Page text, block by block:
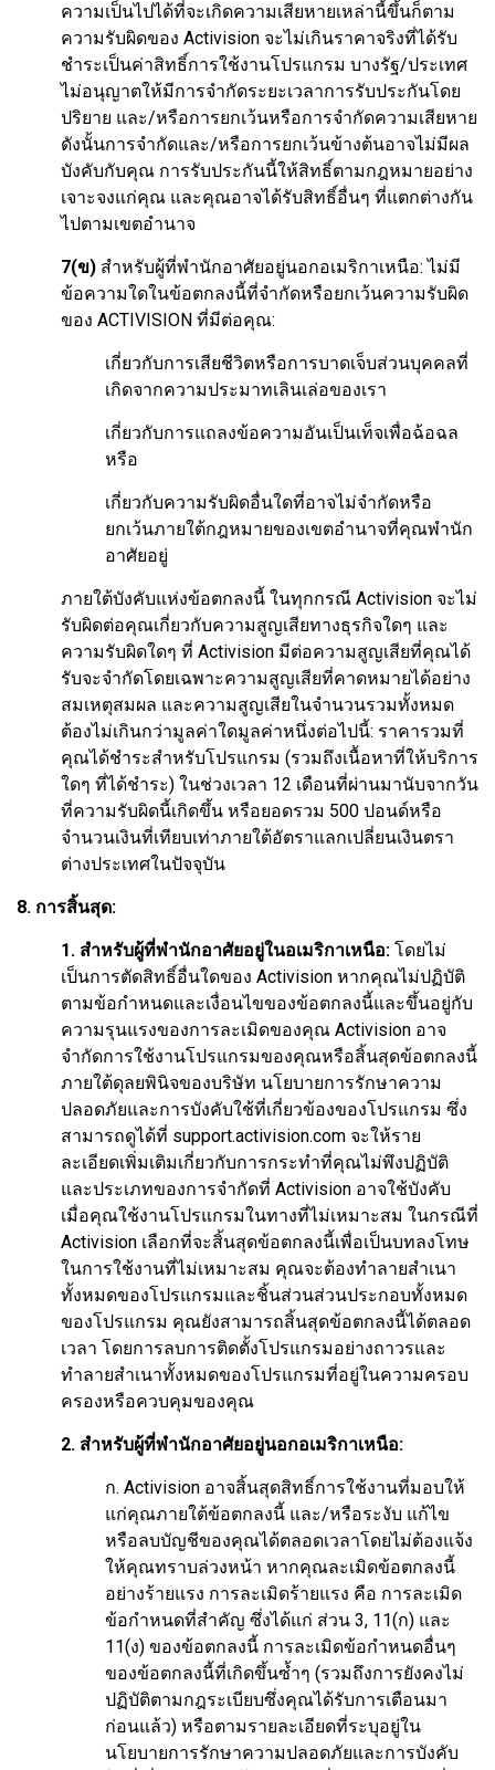
ความเป็นไปได้ที่จะเกิดความเสียหายเหล่านี้ขึ้นก็ตาม
ความรับผิดของ Activision จะไม่เกินราคาจริงที่ได้รับ
ชำระเป็นค่าสิทธิ์การใช้งานโปรแกรม บางรัฐ/ประเทศ
ไม่อนุญาตให้มีการจำกัดระยะเวลาการรับประกันโดย
ปริยาย และ/หรือการยกเว้นหรือการจำกัดความเสียหาย
ดังนั้นการจำกัดและ/หรือการยกเว้นข้างต้นอาจไม่มีผล
บังคับกับคุณ การรับประกันนี้ให้สิทธิ์ตามกฎหมายอย่าง
เจาะจงแก่คุณ และคุณอาจได้รับสิทธิ์อื่นๆ ที่แตกต่างกัน
ไปตามเขตอำนาจ
7(ข) สำหรับผู้ที่พำนักอาศัยอยู่นอกอเมริกาเหนือ: ไม่มี
ข้อความใดในข้อตกลงนี้ที่จำกัดหรือยกเว้นความรับผิด
ของ ACTIVISION ที่มีต่อคุณ:
เกี่ยวกับการเสียชีวิตหรือการบาดเจ็บส่วนบุคคลที่
เกิดจากความประมาทเลินเล่อของเรา
เกี่ยวกับการแถลงข้อความอันเป็นเท็จเพื่อฉ้อฉล
หรือ
เกี่ยวกับความรับผิดอื่นใดที่อาจไม่จำกัดหรือ
ยกเว้นภายใต้กฎหมายของเขตอำนาจที่คุณพำนัก
อาศัยอยู่
ภายใต้บังคับแห่งข้อตกลงนี้ ในทุกกรณี Activision จะไม่
รับผิดต่อคุณเกี่ยวกับความสูญเสียทางธุรกิจใดๆ และ
ความรับผิดใดๆ ที่ Activision มีต่อความสูญเสียที่คุณได้
รับจะจำกัดโดยเฉพาะความสูญเสียที่คาดหมายได้อย่าง
สมเหตุสมผล และความสูญเสียในจำนวนรวมทั้งหมด
ต้องไม่เกินกว่ามูลค่าใดมูลค่าหนึ่งต่อไปนี้: ราคารวมที่
คุณได้ชำระสำหรับโปรแกรม (รวมถึงเนื้อหาที่ให้บริการ
ใดๆ ที่ได้ชำระ) ในช่วงเวลา 12 เดือนที่ผ่านมานับจากวัน
ที่ความรับผิดนี้เกิดขึ้น หรือยอดรวม 500 ปอนด์หรือ
จำนวนเงินที่เทียบเท่าภายใต้อัตราแลกเปลี่ยนเงินตรา
ต่างประเทศในปัจจุบัน
8. การสิ้นสุด:
1. สำหรับผู้ที่พำนักอาศัยอยู่ในอเมริกาเหนือ: โดยไม่
เป็นการตัดสิทธิ์อื่นใดของ Activision หากคุณไม่ปฏิบัติ
ตามข้อกำหนดและเงื่อนไขของข้อตกลงนี้และขึ้นอยู่กับ
ความรุนแรงของการละเมิดของคุณ Activision อาจ
จำกัดการใช้งานโปรแกรมของคุณหรือสิ้นสุดข้อตกลงนี้
ภายใต้ดุลยพินิจของบริษัท นโยบายการรักษาความ
ปลอดภัยและการบังคับใช้ที่เกี่ยวข้องของโปรแกรม ซึ่ง
สามารถดูได้ที่ support.activision.com จะให้ราย
ละเอียดเพิ่มเติมเกี่ยวกับการกระทำที่คุณไม่พึงปฏิบัติ
และประเภทของการจำกัดที่ Activision อาจใช้บังคับ
เมื่อคุณใช้งานโปรแกรมในทางที่ไม่เหมาะสม ในกรณีที่
Activision เลือกที่จะสิ้นสุดข้อตกลงนี้เพื่อเป็นบทลงโทษ
ในการใช้งานที่ไม่เหมาะสม คุณจะต้องทำลายสำเนา
ทั้งหมดของโปรแกรมและชิ้นส่วนส่วนประกอบทั้งหมด
ของโปรแกรม คุณยังสามารถสิ้นสุดข้อตกลงนี้ได้ตลอด
เวลา โดยการลบการติดตั้งโปรแกรมอย่างถาวรและ
ทำลายสำเนาทั้งหมดของโปรแกรมที่อยู่ในความครอบ
ครองหรือควบคุมของคุณ
2. สำหรับผู้ที่พำนักอาศัยอยู่นอกอเมริกาเหนือ:
ก. Activision อาจสิ้นสุดสิทธิ์การใช้งานที่มอบให้
แก่คุณภายใต้ข้อตกลงนี้ และ/หรือระงับ แก้ไข
หรือลบบัญชีของคุณได้ตลอดเวลาโดยไม่ต้องแจ้ง
ให้คุณทราบล่วงหน้า หากคุณละเมิดข้อตกลงนี้
อย่างร้ายแรง การละเมิดร้ายแรง คือ การละเมิด
ข้อกำหนดที่สำคัญ ซึ่งได้แก่ ส่วน 3, 11(ก) และ
11(ง) ของข้อตกลงนี้ การละเมิดข้อกำหนดอื่นๆ
ของข้อตกลงนี้ที่เกิดขึ้นซ้ำๆ (รวมถึงการยังคงไม่
ปฏิบัติตามกฎระเบียบซึ่งคุณได้รับการเตือนมา
ก่อนแล้ว) หรือตามรายละเอียดที่ระบุอยู่ใน
นโยบายการรักษาความปลอดภัยและการบังคับ